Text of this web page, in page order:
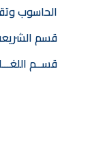
الحاسوب
قسم
قســم